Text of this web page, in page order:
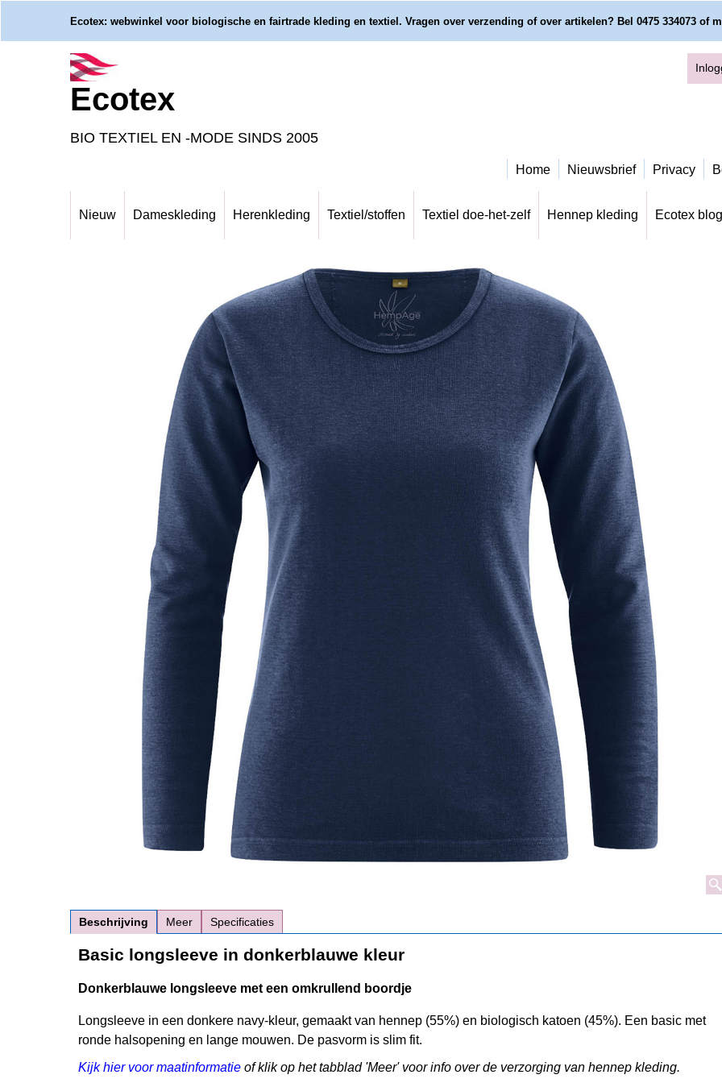
Ecotex: webwinkel voor biologische en fairtrade kleding en textiel. Vragen over verzending of over artikelen? Bel 0475 334073 of
Ecotex
BIO TEXTIEL EN -MODE SINDS 2005
Home Nieuwsbrief Privacy
Nieuw Dameskleding Herenkleding Textiel/stoffen Textiel doe-het-zelf Hennep kleding Ecotex blog
Beschrijving Meer Specificaties
Basic longsleeve in donkerblauwe kleur
Donkerblauwe longsleeve met een omkrullend boordje
Longsleeve in een donkere navy-kleur, gemaakt van hennep (55%) en biologisch katoen (45%). Een basic met
ronde halsopening en lange mouwen. De pasvorm is slim fit.
Kijk hier voor maatinformatie of klik op het tabblad 'Meer' voor info over de verzorging van hennep kleding.